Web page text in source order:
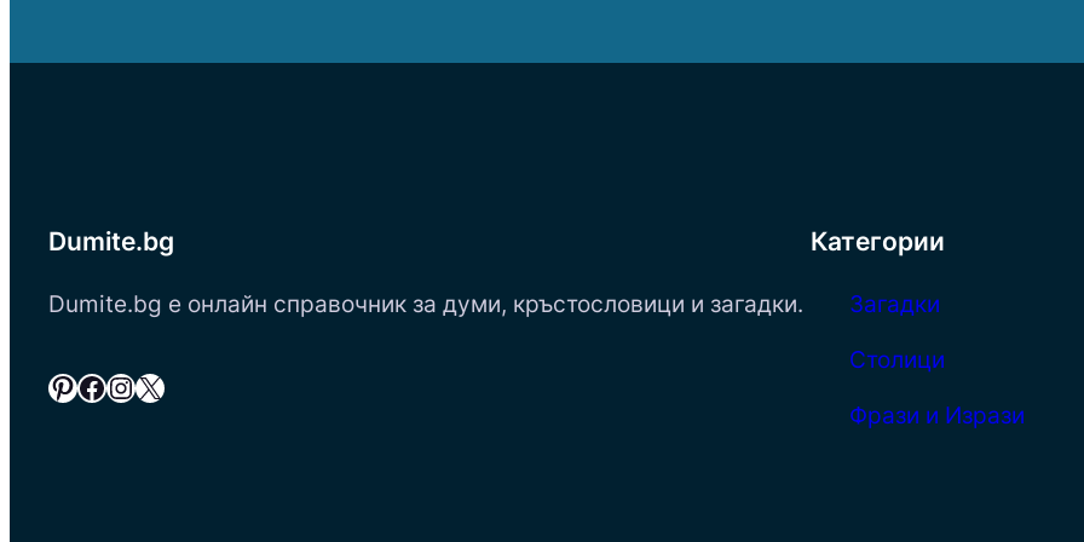
Dumite.bg
Dumite.bg е онлайн справочник за думи, кръстословици и загадки.
Pinterest Facebook InstagramX
Категории
Загадки
Столици
Фрази и Изрази